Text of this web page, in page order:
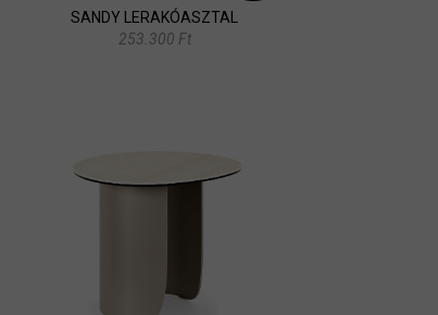
SANDY LERAKÓASZTAL
253.300 Ft